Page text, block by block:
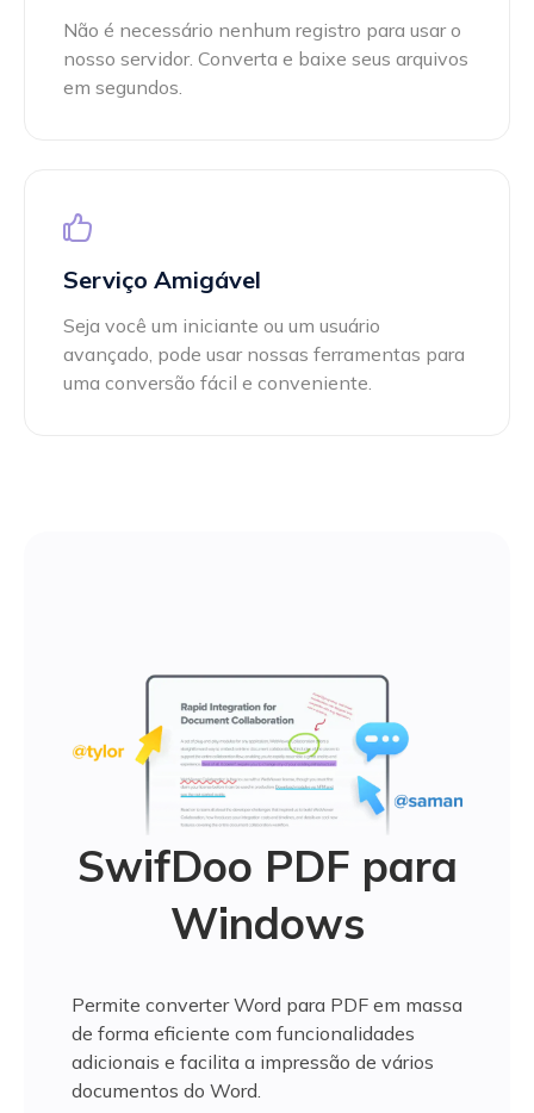
Não é necessário nenhum registro para usar o
nosso servidor. Converta e baixe seus arquivos
em segundos.
Serviço Amigável
Seja você um iniciante ou um usuário
avançado, pode usar nossas ferramentas para
uma conversão fácil e conveniente.
SwifDoo PDF para
Windows
Permite converter Word para PDF em massa
de forma eficiente com funcionalidades
adicionais e facilita a impressão de vários
documentos do Word.